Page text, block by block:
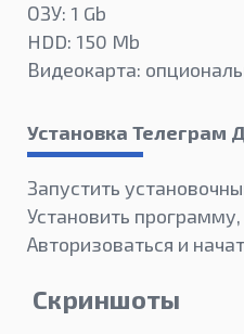
ОЗУ: 1 Gb
HDD: 150 Mb
Видеокарта:
Установка Телеграм
Запустить
Установить
Авторизоваться и
Скриншоты